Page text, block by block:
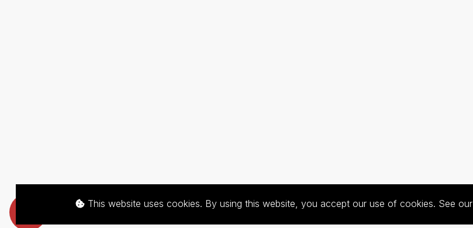
This website uses cookies. By using this website, you accept our use of cookies. See our